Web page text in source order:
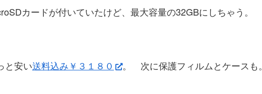
カードが付いていたけど、最大容量の32GBにしちゃう。
と安い送料込み￥３１８０ 。 次に保護フィルムとケースも。